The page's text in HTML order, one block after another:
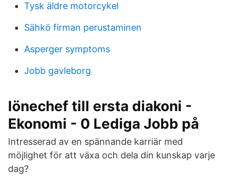
Tysk äldre motorcykel
Sähkö firman perustaminen
Asperger symptoms
Jobb gavleborg
lönechef till ersta diakoni -
Ekonomi - 0 Lediga Jobb på
Intresserad av en spännande karriär med
möjlighet för att växa och dela din kunskap varje
dag?